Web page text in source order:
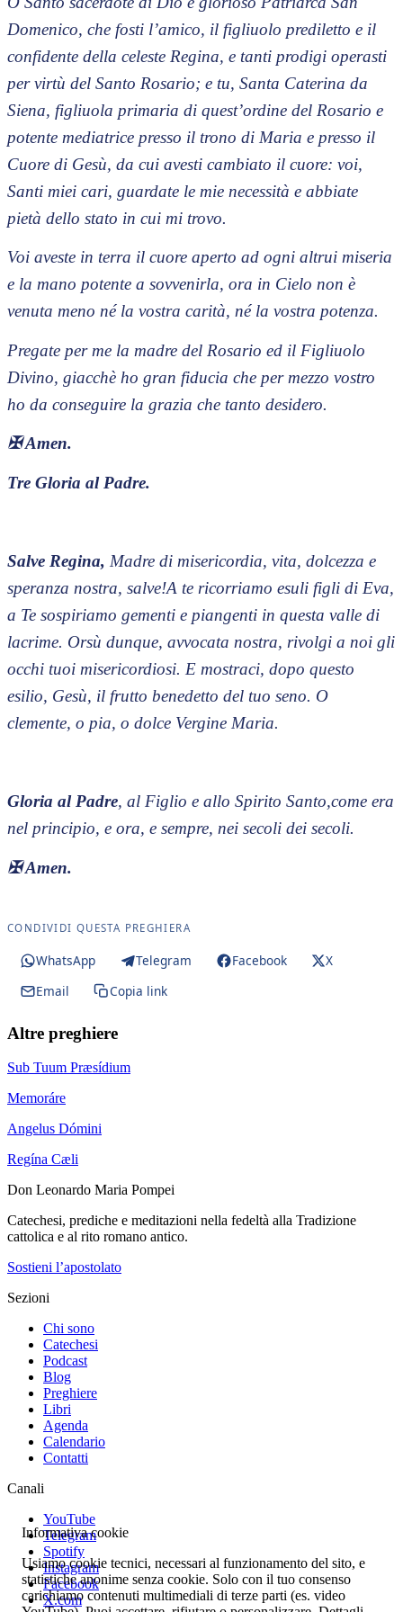
Domenico, che fosti l’amico, il figliuolo prediletto e il
confidente della celeste Regina, e tanti prodigi operasti
per virtù del Santo Rosario; e tu, Santa Caterina da
Siena, figliuola primaria di quest’ordine del Rosario e
potente mediatrice presso il trono di Maria e presso il
Cuore di Gesù, da cui avesti cambiato il cuore: voi,
Santi miei cari, guardate le mie necessità e abbiate
pietà dello stato in cui mi trovo.
Voi aveste in terra il cuore aperto ad ogni altrui miseria
e la mano potente a sovvenirla, ora in Cielo non è
venuta meno né la vostra carità, né la vostra potenza.
Pregate per me la madre del Rosario ed il Figliuolo
Divino, giacchè ho gran fiducia che per mezzo vostro
ho da conseguire la grazia che tanto desidero.
✠Amen.
Tre Gloria al Padre.
Salve Regina, Madre di misericordia, vita, dolcezza e
speranza nostra, salve!A te ricorriamo esuli figli di Eva,
a Te sospiriamo gementi e piangenti in questa valle di
lacrime. Orsù dunque, avvocata nostra, rivolgi a noi gli
occhi tuoi misericordiosi. E mostraci, dopo questo
esilio, Gesù, il frutto benedetto del tuo seno. O
clemente, o pia, o dolce Vergine Maria.
Gloria al Padre, al Figlio e allo Spirito Santo,come era
nel principio, e ora, e sempre, nei secoli dei secoli.
✠Amen.
CONDIVIDI QUESTA PREGHIERA
WhatsApp Telegram Facebook
X
Email
Copia link
Altre preghiere
Sub Tuum Præsídium
Memoráre
Angelus Dómini
Regína Cæli
Don Leonardo Maria Pompei
Catechesi, prediche e meditazioni nella fedeltà alla Tradizione
cattolica e al rito romano antico.
Sostieni l’apostolato
Sezioni
Chi sono
Catechesi
Podcast
Blog
Preghiere
Libri
Agenda
Calendario
Contatti
Canali
YouTube
Telegram
Spotify
Instagram
Facebook
X.com
Informativa cookie
Usiamo cookie tecnici, necessari al funzionamento del sito, e
statistiche anonime senza cookie. Solo con il tuo consenso
carichiamo contenuti multimediali di terze parti (es. video